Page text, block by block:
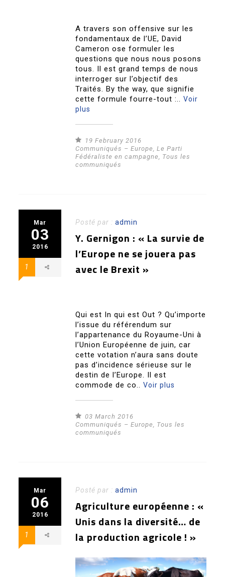
A travers son offensive sur les
fondamentaux de l’UE, David
Cameron ose formuler les
questions que nous nous posons
tous. Il est grand temps de nous
interroger sur l’objectif des
Traités. By the way, que signifie
cette formule fourre-tout :..Voir
plus
19 February 2016
Communiqués – Europe ,Le Parti
Fédéraliste en campagne
Tous les
communiqués
Mar
03
2016
1
Posté par :admin
Y. Gernigon : « La survie de
l’Europe ne se jouera pas
avec le Brexit »
Qui est In qui est Out ? Qu’importe
l’issue du référendum sur
l’appartenance du Royaume-Uni à
l’Union Européenne de juin, car
cette votation n’aura sans doute
pas d’incidence sérieuse sur le
destin de l’Europe. Il est
commode de co..Voir plus
03 March 2016
Communiqués – Europe
Tous les
communiqués
Mar
06
2016
1
Posté par :admin
Agriculture européenne : «
Unis dans la diversité… de
la production agricole ! »